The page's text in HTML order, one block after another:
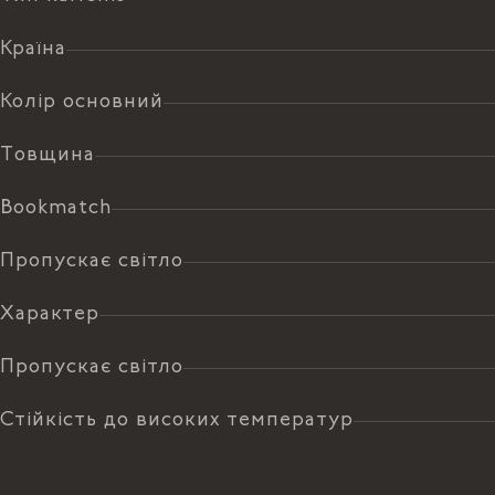
Країна
Колір основний
Товщина
Bookmatch
Пропускає світло
Характер
Пропускає світло
Стійкість до високих температур